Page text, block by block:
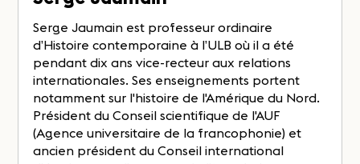
Serge Jaumain est professeur ordinaire
d’Histoire contemporaine à l’ULB où il a été
pendant dix ans vice-recteur aux relations
internationales. Ses enseignements portent
notamment sur l'histoire de l'Amérique du Nord.
Président du Conseil scientifique de l'AUF
(Agence universitaire de la francophonie) et
ancien président du Conseil international